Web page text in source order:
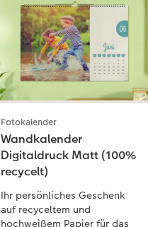
Fotokalender
Wandkalender
Digitaldruck Matt (100%
recycelt)
Ihr persönliches Geschenk
auf recyceltem und
hochweißem Papier für das